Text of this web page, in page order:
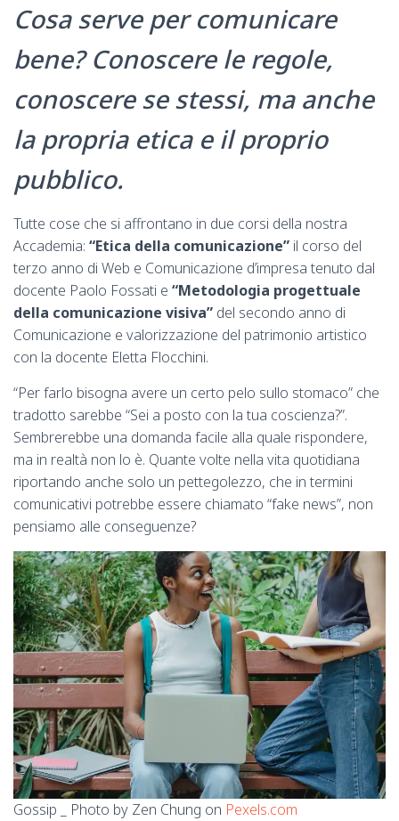
Cosa serve per comunicare
bene? Conoscere le regole,
conoscere se stessi, ma anche
la propria etica e il proprio
pubblico.
Tutte cose che si affrontano in due corsi della nostra
Accademia: “Etica della comunicazione” il corso del
terzo anno di Web e Comunicazione d’impresa tenuto dal
docente Paolo Fossati e “Metodologia progettuale
della comunicazione visiva” del secondo anno di
Comunicazione e valorizzazione del patrimonio artistico
con la docente Eletta Flocchini.
“Per farlo bisogna avere un certo pelo sullo stomaco” che
tradotto sarebbe “Sei a posto con la tua coscienza?”.
Sembrerebbe una domanda facile alla quale rispondere,
ma in realtà non lo è. Quante volte nella vita quotidiana
riportando anche solo un pettegolezzo, che in termini
comunicativi potrebbe essere chiamato “fake news”, non
pensiamo alle conseguenze?
Gossip _ Photo by Zen Chung on Pexels.com